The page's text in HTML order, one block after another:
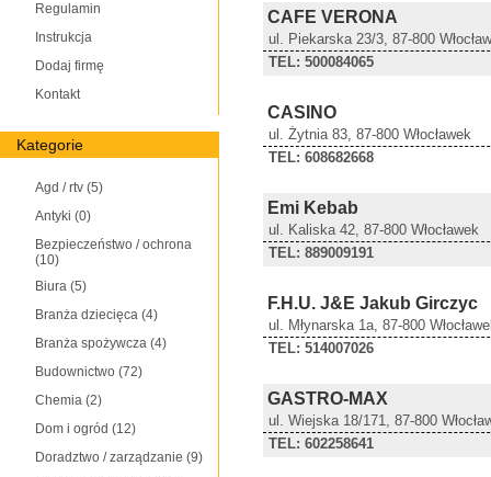
Regulamin
Instrukcja
Dodaj firmę
Kontakt
Kategorie
Agd / rtv (5)
Antyki (0)
Bezpieczeństwo / ochrona
(10)
Biura (5)
Branża dziecięca (4)
Branża spożywcza (4)
Budownictwo (72)
Chemia (2)
Dom i ogród (12)
Doradztwo / zarządzanie (9)
CAFE VERONA
ul. Piekarska 23/3, 87-800
TEL: 500084065
CASINO
ul. Żytnia 83, 87-800 Włocławek
TEL: 608682668
Emi Kebab
ul. Kaliska 42, 87-800 Włocławek
TEL: 889009191
F.H.U. J&E Jakub Girczyc
ul. Młynarska 1a, 87-800
TEL: 514007026
GASTRO-MAX
ul. Wiejska 18/171, 87-800
TEL: 602258641